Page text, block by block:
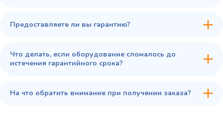
Предоставляете ли вы гарантию?
Что делать, если оборудование сломалось до
истечения гарантийного срока?
На что обратить внимание при получении заказа?